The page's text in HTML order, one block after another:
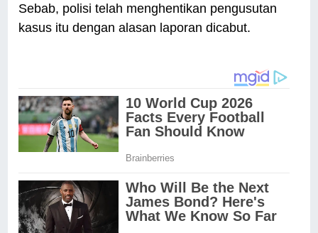
Sebab, polisi telah menghentikan pengusutan
kasus itu dengan alasan laporan dicabut.